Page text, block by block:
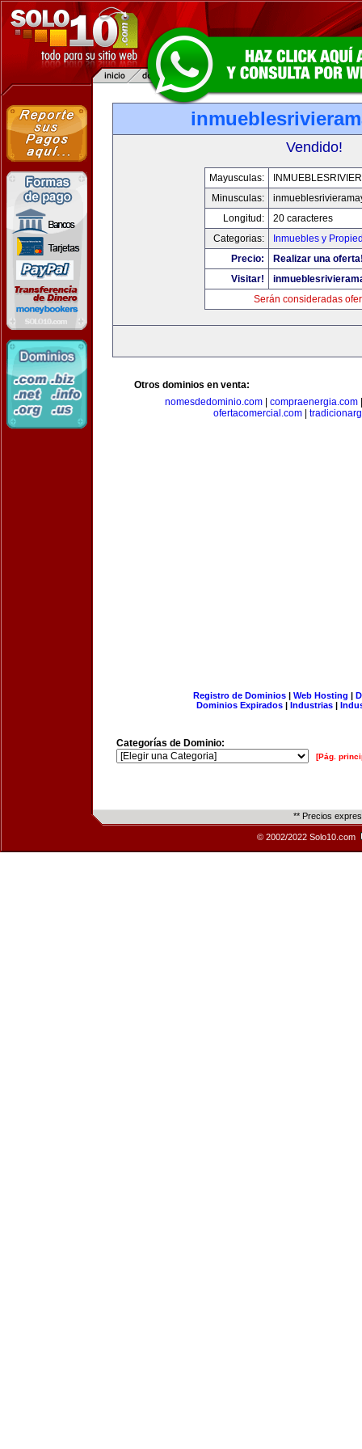
Vendido!
Mayusculas:
Minusculas:
Longitud:
20 caracteres
Categorias:
Inmuebles y
Precio:
Realizar una
Visitar!
Serán consideradas
Otros dominios en venta:
nomesdedominio.com| compraenergia.com
ofertacomercial.com
Registro de Dominios| Web Hosting |
Dominios Expirados | Industrias |
Categorías de Dominio:
[Pág.
** Precios
© 2002/2022 Solo10.com